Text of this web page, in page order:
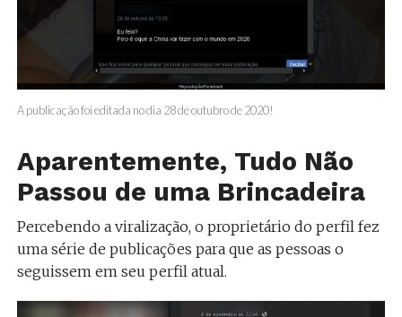
A publicação foi editada no dia 28 de outubro de 2020!
Aparentemente, Tudo Não
Passou de uma Brincadeira
Percebendo a viralização, o proprietário do perfil fez
uma série de publicações para que as pessoas o
seguissem em seu perfil atual.